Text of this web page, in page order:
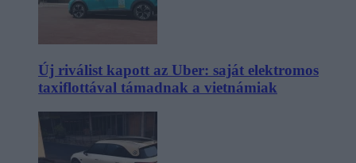
Új riválist kapott az Uber: saját elektromos
taxiflottával támadnak a vietnámiak